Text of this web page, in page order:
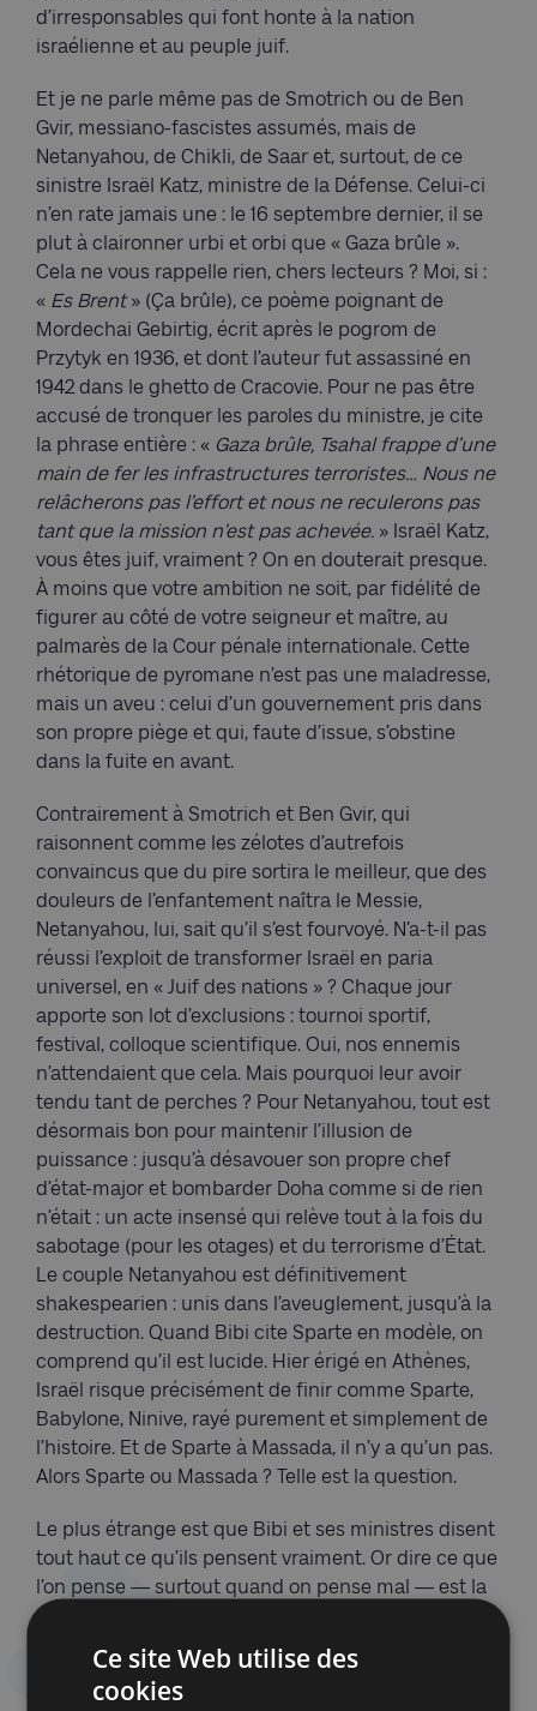
d’irresponsables qui font honte à la nation
israélienne et au peuple juif.
Et je ne parle même pas de Smotrich ou de Ben
Gvir, messiano-fascistes assumés, mais de
Netanyahou, de Chikli, de Saar et, surtout, de ce
sinistre Israël Katz, ministre de la Défense. Celui-ci
n’en rate jamais une : le 16 septembre dernier, il se
plut à claironner urbi et orbi que « Gaza brûle ».
Cela ne vous rappelle rien, chers lecteurs ? Moi, si :
« Es Brent» (Ça brûle), ce poème poignant de
Mordechai Gebirtig, écrit après le pogrom de
Przytyk en 1936, et dont l’auteur fut assassiné en
1942 dans le ghetto de Cracovie. Pour ne pas être
accusé de tronquer les paroles du ministre, je cite
la phrase entière : « Gaza brûle, Tsahal frappe d’une
main de fer les infrastructures terroristes… Nous ne
relâcherons pas l’effort et nous ne reculerons pas
tant que la mission n’est pas achevée. » Israël Katz,
vous êtes juif, vraiment ? On en douterait presque.
À moins que votre ambition ne soit, par fidélité de
figurer au côté de votre seigneur et maître, au
palmarès de la Cour pénale internationale. Cette
rhétorique de pyromane n’est pas une maladresse,
mais un aveu : celui d’un gouvernement pris dans
son propre piège et qui, faute d’issue, s’obstine
dans la fuite en avant.
Contrairement à Smotrich et Ben Gvir, qui
raisonnent comme les zélotes d’autrefois
convaincus que du pire sortira le meilleur, que des
douleurs de l’enfantement naîtra le Messie,
Netanyahou, lui, sait qu’il s’est fourvoyé. N’a-t-il pas
réussi l’exploit de transformer Israël en paria
universel, en « Juif des nations » ? Chaque jour
apporte son lot d’exclusions : tournoi sportif,
festival, colloque scientifique. Oui, nos ennemis
n’attendaient que cela. Mais pourquoi leur avoir
tendu tant de perches ? Pour Netanyahou, tout est
désormais bon pour maintenir l’illusion de
puissance : jusqu’à désavouer son propre chef
d’état-major et bombarder Doha comme si de rien
n’était : un acte insensé qui relève tout à la fois du
sabotage (pour les otages) et du terrorisme d’État.
Le couple Netanyahou est définitivement
shakespearien : unis dans l’aveuglement, jusqu’à la
destruction. Quand Bibi cite Sparte en modèle, on
comprend qu’il est lucide. Hier érigé en Athènes,
Israël risque précisément de finir comme Sparte,
Babylone, Ninive, rayé purement et simplement de
l’histoire. Et de Sparte à Massada, il n’y a qu’un pas.
Alors Sparte ou Massada ? Telle est la question.
Le plus étrange est que Bibi et ses ministres disent
tout haut ce qu’ils pensent vraiment. Or dire ce que
l’on pense — surtout quand on pense mal — est la
pire des politiques. Car la politique, c’est aussi l’art
du mensonge et du camouflage. Machiavel l’avait
bien vu : « Les hommes sont si simples et obéissent
à leurs besoins du moment, que celui qui trompe
Ce site Web utilise des
cookies